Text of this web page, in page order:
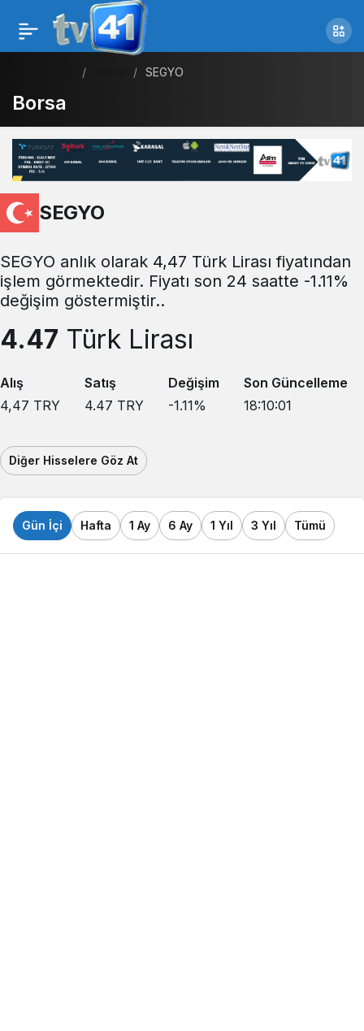
SEGYO
Borsa
SEGYO
SEGYO anlık olarak 4,47 Türk Lirası fiyatından
işlem görmektedir. Fiyatı son 24 saatte -1.11%
değişim göstermiştir..
4.47 Türk Lirası
Alış
4,47 TRY
Satış
4.47 TRY
Değişim
-1.11%
Son Güncelleme
18:10:01
Diğer Hisselere Göz At
Gün İçi Hafta 1 Ay 6 Ay 1 Yıl 3 Yıl Tümü